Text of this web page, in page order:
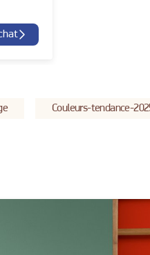
Couleurs-tendance-